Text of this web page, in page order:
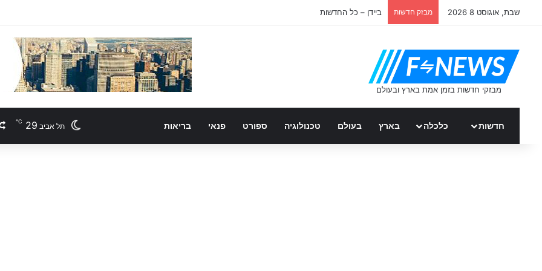
שבת, אוגוסט 8 2026 מבזק חדשות ביידן – כל החדשות
חדשות כלכלה בארץ בעולם טכנולוגיה ספורט פנאי בריאות תל אביב 29
℃